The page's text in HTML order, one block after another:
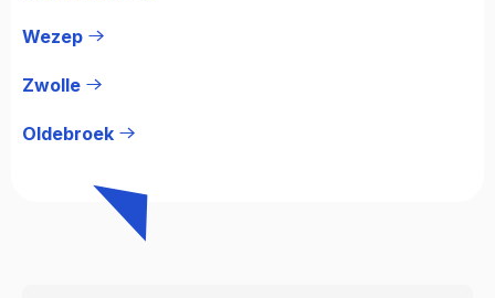
Wezep
Zwolle
Oldebroek